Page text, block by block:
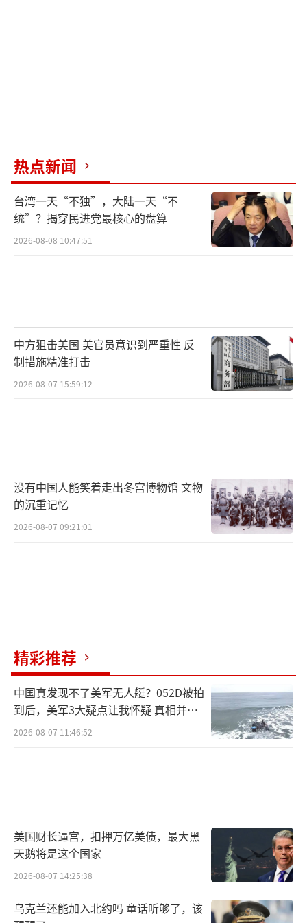
热点新闻
台湾一天“不独”，大陆一天“不
统”？揭穿民进党最核心的盘算
2026-08-08 10:47:51
中方狙击美国 美官员意识到严重性 反
制措施精准打击
2026-08-07 15:59:12
没有中国人能笑着走出冬宫博物馆 文物
的沉重记忆
2026-08-07 09:21:01
精彩推荐
中国真发现不了美军无人艇？052D被拍
到后，美军3大疑点让我怀疑 真相并非
如此
2026-08-07 11:46:52
美国财长逼宫，扣押万亿美债，最大黑
天鹅将是这个国家
2026-08-07 14:25:38
乌克兰还能加入北约吗 童话听够了，该